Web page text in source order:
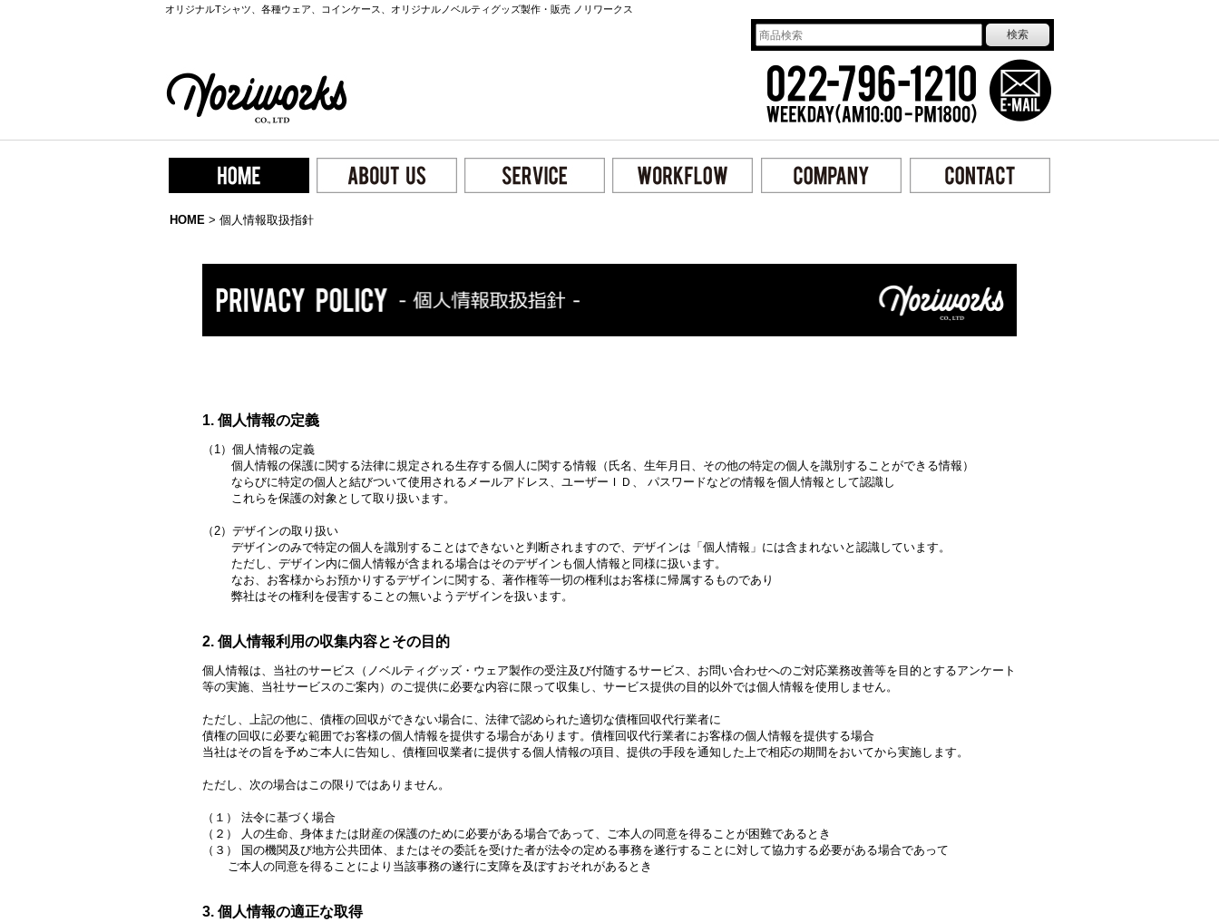
オリジナルTシャツ、各種ウェア、コインケース、オリジナルノベルティグッズ製作・販売 ノリワークス
HOME > 個人情報取扱指針
1. 個人情報の定義
（1）個人情報の定義
個人情報の保護に関する法律に規定される生存する個人に関する情報（氏名、生年月日、その他の特定の個人を識別することができる情報）
ならびに特定の個人と結びついて使用されるメールアドレス、ユーザーＩＤ、 パスワードなどの情報を個人情報として認識し
これらを保護の対象として取り扱います。
（2）デザインの取り扱い
デザインのみで特定の個人を識別することはできないと判断されますので、デザインは「個人情報」には含まれないと認識しています。
ただし、デザイン内に個人情報が含まれる場合はそのデザインも個人情報と同様に扱います。
なお、お客様からお預かりするデザインに関する、著作権等一切の権利はお客様に帰属するものであり
弊社はその権利を侵害することの無いようデザインを扱います。
2. 個人情報利用の収集内容とその目的
個人情報は、当社のサービス（ノベルティグッズ・ウェア製作の受注及び付随するサービス、お問い合わせへのご対応業務改善等を目的とするアンケート
等の実施、当社サービスのご案内）のご提供に必要な内容に限って収集し、サービス提供の目的以外では個人情報を使用しません。
ただし、上記の他に、債権の回収ができない場合に、法律で認められた適切な債権回収代行業者に
債権の回収に必要な範囲でお客様の個人情報を提供する場合があります。債権回収代行業者にお客様の個人情報を提供する場合
当社はその旨を予めご本人に告知し、債権回収業者に提供する個人情報の項目、提供の手段を通知した上で相応の期間をおいてから実施します。
ただし、次の場合はこの限りではありません。
（１） 法令に基づく場合
（２） 人の生命、身体または財産の保護のために必要がある場合であって、ご本人の同意を得ることが困難であるとき
（３） 国の機関及び地方公共団体、またはその委託を受けた者が法令の定める事務を遂行することに対して協力する必要がある場合であって
ご本人の同意を得ることにより当該事務の遂行に支障を及ぼすおそれがあるとき
3. 個人情報の適正な取得